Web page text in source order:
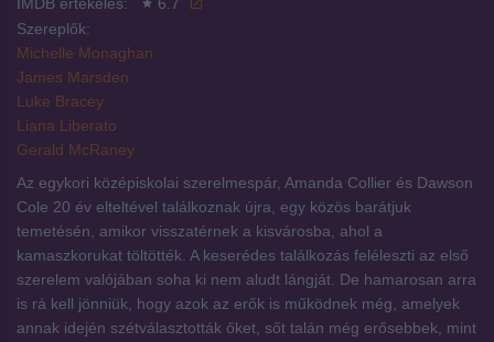
Szereplők:
Michelle Monaghan
James Marsden
Luke Bracey
Liana Liberato
Gerald McRaney
Az egykori középiskolai szerelmespár, Amanda Collier és Dawson
Cole 20 év elteltével találkoznak újra, egy közös barátjuk
temetésén, amikor visszatérnek a kisvárosba, ahol a
kamaszkorukat töltötték. A keserédes találkozás feléleszti az első
szerelem valójában soha ki nem aludt lángját. De hamarosan arra
is rá kell jönniük, hogy azok az erők is működnek még, amelyek
annak idején szétválasztották őket, sőt talán még erősebbek, mint